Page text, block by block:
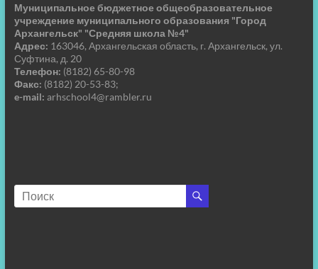
Муниципальное бюджетное общеобразовательное
учреждение муниципального образования "Город
Архангельск" "Средняя школа №4"
Адрес: 163046, Архангельская область, г. Архангельск, ул.
Суфтина, д. 20
Телефон: (8182) 65-80-98
Факс: (8182) 20-53-83;
e-mail: arhschool4@rambler.ru